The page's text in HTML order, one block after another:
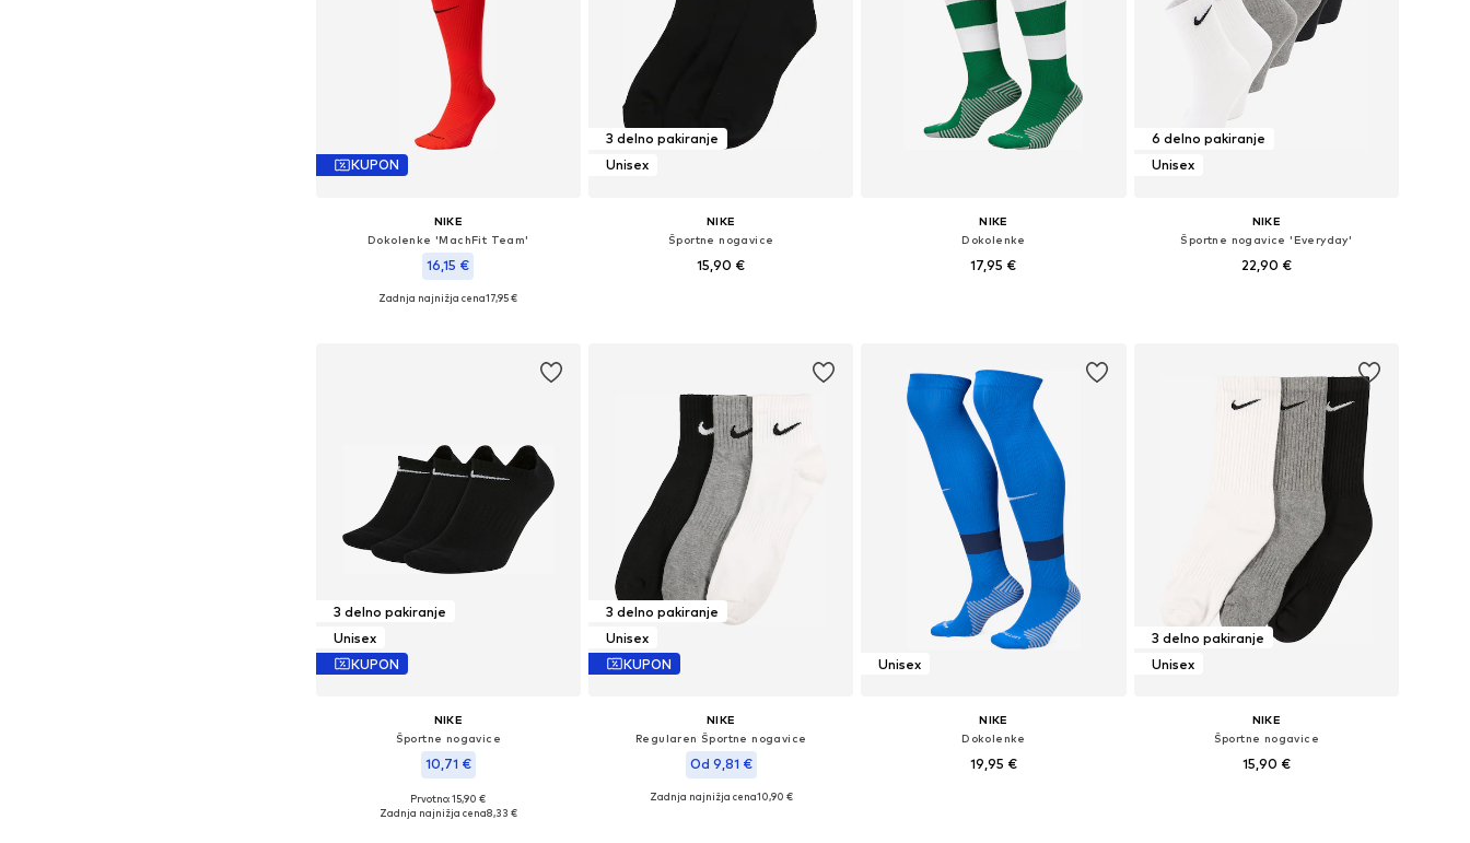
KUPON
NIKE
Dokolenke 'MachFit Team'
16,15 €
+1
Zadnja najnižja cena17,95 €
3 delno pakiranje
Unisex
NIKE
Športne nogavice
15,90 €
NIKE
Dokolenke
17,95 €
6 delno pakiranje
Unisex
NIKE
Športne nogavice 'Everyday'
22,90 €
3 delno pakiranje
Unisex
KUPON
NIKE
Športne nogavice
10,71 €
Razpoložljive velikosti: 38-42, 42-46, 46-50
Prvotno: 15,90 €
Zadnja najnižja cena8,33 €
3 delno pakiranje
Unisex
KUPON
NIKE
Regularen Športne nogavice
Od 9,81 €
Zadnja najnižja cena10,90 €
Unisex
NIKE
Dokolenke
19,95 €
3 delno pakiranje
Unisex
NIKE
Športne nogavice
15,90 €